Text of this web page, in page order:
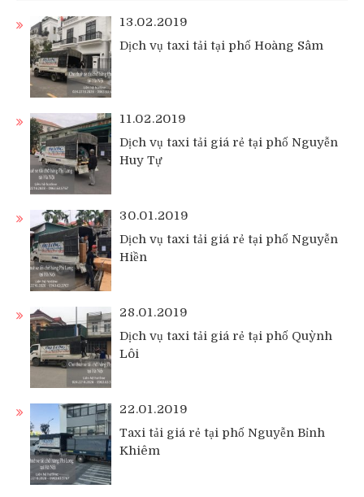
13.02.2019
Dịch vụ taxi tải tại phố Hoàng Sâm
11.02.2019
Dịch vụ taxi tải giá rẻ tại phố Nguyễn
Huy Tự
30.01.2019
Dịch vụ taxi tải giá rẻ tại phố Nguyễn
Hiền
28.01.2019
Dịch vụ taxi tải giá rẻ tại phố Quỳnh
Lôi
22.01.2019
Taxi tải giá rẻ tại phố Nguyễn Bỉnh
Khiêm